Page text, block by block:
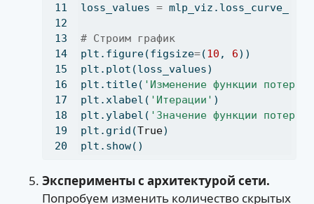
loss_values = mlp_viz.loss_curve_
# Строим график
plt.figure(figsize=(10 , 6))
plt.plot(loss_values)
plt.title( 'Изменение функции потерь
plt.xlabel( 'Итерации' )
plt.ylabel( 'Значение функции потерь'
plt.grid(True)
plt.show()
Эксперименты с архитектурой сети.
Попробуем изменить количество скрытых